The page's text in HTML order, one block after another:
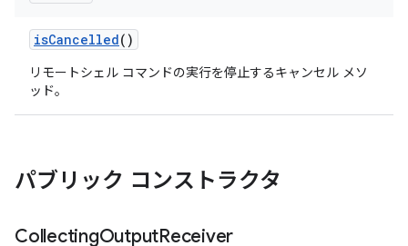
isCancelled()
リモートシェル コマンドの実行を停止するキャンセル メソ
ッド。
パブリック コンストラクタ
CollectingOutputReceiver